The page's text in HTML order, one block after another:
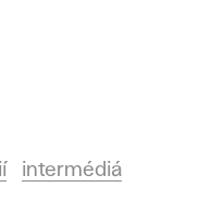
intermédiá